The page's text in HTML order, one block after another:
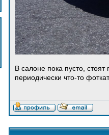
В салоне пока пусто,
периодически что-то